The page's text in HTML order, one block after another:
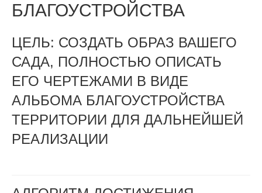
БЛАГОУСТРОЙСТВА
ЦЕЛЬ: СОЗДАТЬ ОБРАЗ ВАШЕГО
САДА, ПОЛНОСТЬЮ ОПИСАТЬ
ЕГО ЧЕРТЕЖАМИ В ВИДЕ
АЛЬБОМА БЛАГОУСТРОЙСТВА
ТЕРРИТОРИИ ДЛЯ ДАЛЬНЕЙШЕЙ
РЕАЛИЗАЦИИ